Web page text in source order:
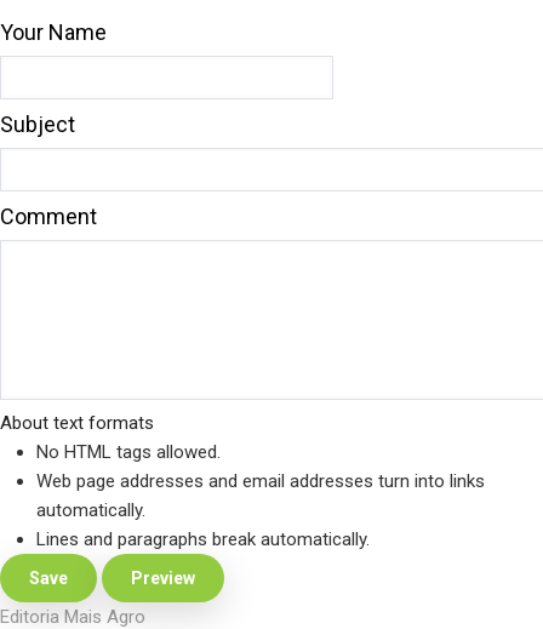
Your Name
Subject
Comment
About text formats
No HTML tags allowed.
Web page addresses and email addresses turn into links
automatically.
Lines and paragraphs break automatically.
Editoria Mais Agro